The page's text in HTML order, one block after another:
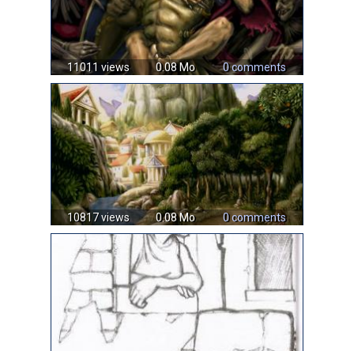
11011 views 0.08 Mo 0 comments
10817 views 0.08 Mo 0 comments